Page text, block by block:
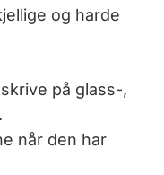
og harde
på glass-,
når den har